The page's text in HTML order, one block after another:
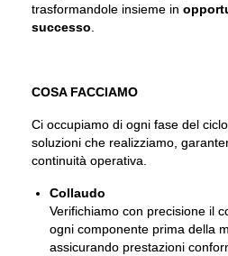
trasformandole insieme in
successo
COSA FACCIAMO
Ci occupiamo di ogni fase del
soluzioni che realizziamo,
continuità operativa.
Collaudo
Verifichiamo con precisione il
ogni componente prima della
assicurando prestazioni